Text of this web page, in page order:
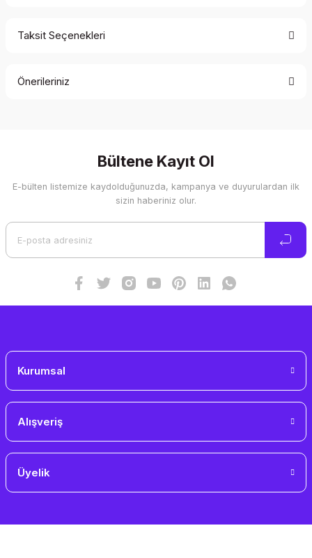
Taksit Seçenekleri
Önerileriniz
Görüş ve önerileriniz için teşekkür ederiz.
Ürün resmi kalitesiz, bozuk veya görüntülenemiyor.
Bültene Kayıt Ol
E-bülten listemize kaydolduğunuzda, kampanya ve duyurulardan ilk
sizin haberiniz olur.
Kurumsal
Alışveriş
Üyelik